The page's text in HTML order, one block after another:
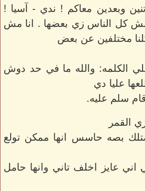
وبعدين معاكم ! ندي - آسيا !
كل الناس زي بعضها . انا مش
مختلفين عن بعض
الكلمه: والله ما في حد دوش
عليا دي
سلم عليه.
القمر
بصه حاسس انها ممكن تولع
عايز اخلف تاني وانها حامل